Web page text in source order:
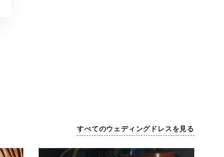
すべてのウェディングドレスを見る